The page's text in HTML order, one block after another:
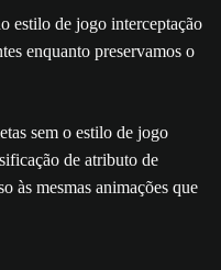
estilo de jogo interceptação
enquanto preservamos o
sem o estilo de jogo
de atributo de
às mesmas animações que